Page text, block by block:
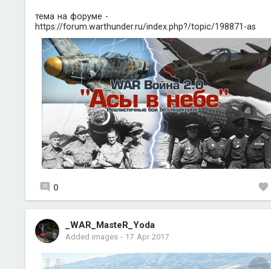
тема на форуме -
https://forum.warthunder.ru/index.php?/topic/198871-as
0
_WAR_MasteR_Yoda
Added images- 17 Apr 2017